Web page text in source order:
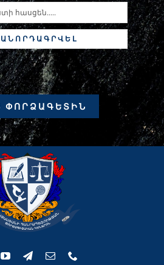
ՓՈՐՁԱԳԵՏԻՆ